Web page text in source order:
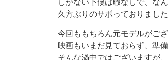
久方ぶりのサボっておりまし
今回ももちろん元モデルがござ
映画もいまだ見ておらず、準備
そんな渦中ではございますが